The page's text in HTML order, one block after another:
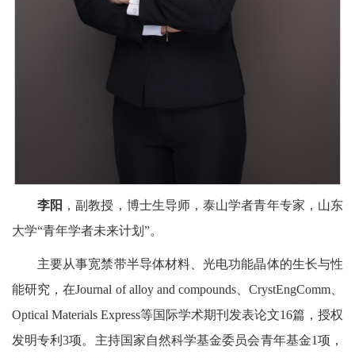
李阳 ，副教授，博士生导师，泰山学者青年专家，山东
大学“青年学者未来计划”。
主要从事宽禁带半导体材料、光电功能晶体的生长与性
能研究，在Journal of alloy and compounds、CrystEngComm、
Optical Materials Express等国际学术期刊发表论文16篇，授权
发明专利3项。主持国家自然科学基金委员会青年基金1项，